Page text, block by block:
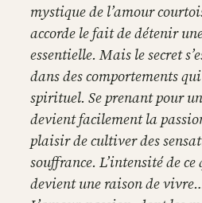
mystique de l’amour
accorde le fait de détenir
essentielle. Mais le secret
dans des comportements
spirituel. Se prenant pour
devient facilement la
plaisir de cultiver des
souffrance. L’intensité de
devient une raison de